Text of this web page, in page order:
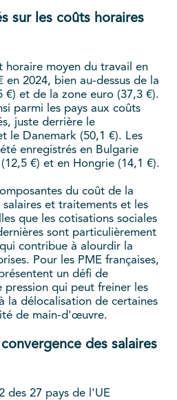
sur les coûts horaires
horaire moyen du travail en
en 2024, bien au-dessus de la
€) et de la zone euro (37,3 €).
parmi les pays aux coûts
juste derrière le
le Danemark (50,1 €). Les
enregistrés en Bulgarie
€) et en Hongrie (14,1 €).
du coût de la
et traitements et les
que les cotisations sociales
sont particulièrement
contribue à alourdir la
Pour les PME françaises,
un défi de
qui peut freiner les
la délocalisation de certaines
de main-d'œuvre.
des salaires
des 27 pays de l'UE